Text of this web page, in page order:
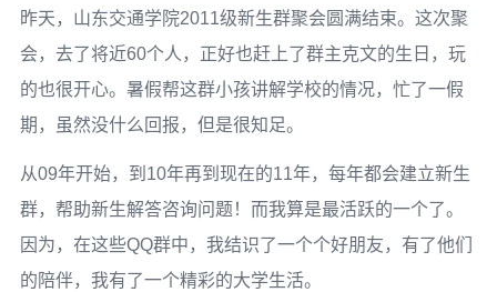
昨天，山东交通学院2011级新生群聚会圆满结束。这次聚
会，去了将近60个人，正好也赶上了群主克文的生日，玩
的也很开心。暑假帮这群小孩讲解学校的情况，忙了一假
期，虽然没什么回报，但是很知足。
从09年开始，到10年再到现在的11年，每年都会建立新生
群，帮助新生解答咨询问题！而我算是最活跃的一个了。
因为，在这些QQ群中，我结识了一个个好朋友，有了他们
的陪伴，我有了一个精彩的大学生活。